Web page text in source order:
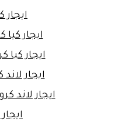
ايجار
ايجار كيا
ايجار كيا
ايجار
ايجار لاند